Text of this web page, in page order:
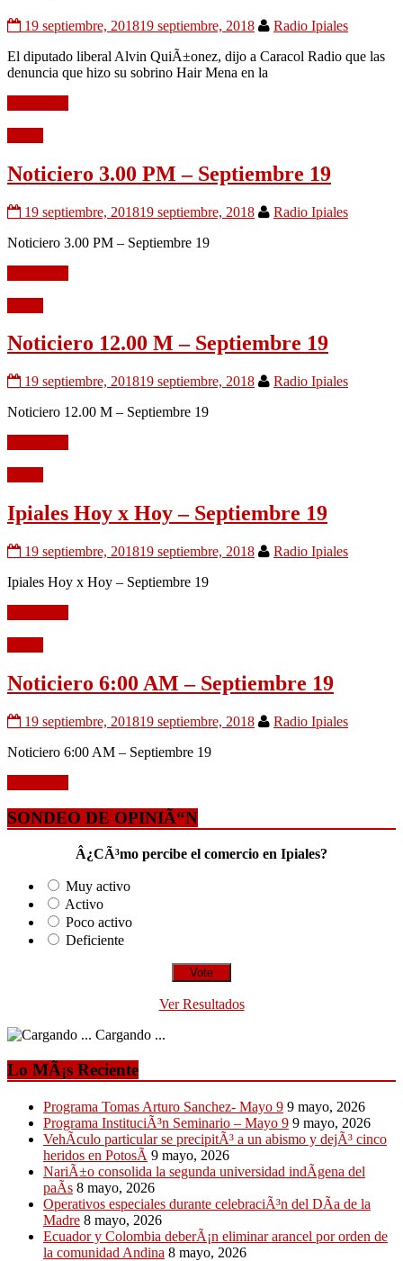
19 septiembre, 201819 septiembre, 2018
Radio Ipiales
El diputado liberal Alvin QuiÃ±onez, dijo a Caracol Radio que las
denuncia que hizo su sobrino Hair Mena en la
Noticiero 3.00 PM – Septiembre 19
19 septiembre, 201819 septiembre, 2018
Radio Ipiales
Noticiero 3.00 PM – Septiembre 19
Noticiero 12.00 M – Septiembre 19
19 septiembre, 201819 septiembre, 2018
Radio Ipiales
Noticiero 12.00 M – Septiembre 19
Ipiales Hoy x Hoy – Septiembre 19
19 septiembre, 201819 septiembre, 2018
Radio Ipiales
Ipiales Hoy x Hoy – Septiembre 19
Noticiero 6:00 AM – Septiembre 19
19 septiembre, 201819 septiembre, 2018
Radio Ipiales
Noticiero 6:00 AM – Septiembre 19
SONDEO DE OPINIÃ“N
Â¿CÃ³mo percibe el comercio en Ipiales?
Muy activo
Activo
Poco activo
Deficiente
Ver Resultados
Cargando ...
Lo MÃ¡s Reciente
Programa Tomas Arturo Sanchez- Mayo 9 9 mayo, 2026
Programa InstituciÃ³n Seminario – Mayo 9 9 mayo, 2026
VehÃ­culo particular se precipitÃ³ a un abismo y dejÃ³ cinco
heridos en PotosÃ­ 9 mayo, 2026
NariÃ±o consolida la segunda universidad indÃ­gena del
paÃ­s 8 mayo, 2026
Operativos especiales durante celebraciÃ³n del DÃ­a de la
Madre 8 mayo, 2026
Ecuador y Colombia deberÃ¡n eliminar arancel por orden de
la comunidad Andina 8 mayo, 2026